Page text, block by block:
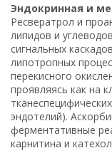
Эндокринная и
Ресвератрол и
липидов и
сигнальных
липотропных
перекисного
проявляясь как на
эндотелий).
ферментативные
карнитина и